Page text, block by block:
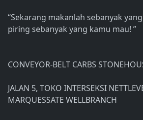
“Sekarang makanlah sebanyak
piring sebanyak yang kamu mau! ”
CONVEYOR-BELT CARBS
JALAN 5, TOKO INTERSEKSI
MARQUESSATE WELLBRANCH